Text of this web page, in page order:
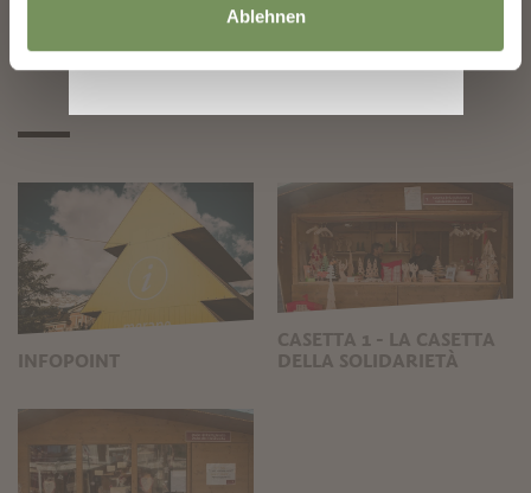
Ablehnen
INFOPOINT
CASETTA 1 - LA CASETTA
DELLA SOLIDARIETÀ